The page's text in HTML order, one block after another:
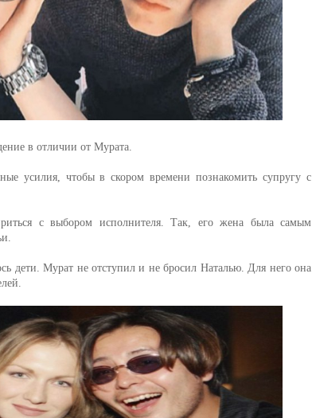
в отличии от Мурата.
усилия, чтобы в скором времени познакомить супругу с
с выбором исполнителя. Так, его жена была самым
дети. Мурат не отступил и не бросил Наталью. Для него она